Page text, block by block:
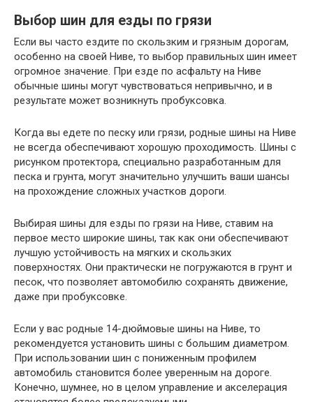
Выбор шин для езды по грязи
Если вы часто ездите по скользким и грязным дорогам,
особенно на своей Ниве, то выбор правильных шин имеет
огромное значение. При езде по асфальту на Ниве
обычные шины могут чувствоваться непривычно, и в
результате может возникнуть пробуксовка.
Когда вы едете по песку или грязи, родные шины на Ниве
не всегда обеспечивают хорошую проходимость. Шины с
рисунком протектора, специально разработанным для
песка и грунта, могут значительно улучшить ваши шансы
на прохождение сложных участков дороги.
Выбирая шины для езды по грязи на Ниве, ставим на
первое место широкие шины, так как они обеспечивают
лучшую устойчивость на мягких и скользких
поверхностях. Они практически не погружаются в грунт и
песок, что позволяет автомобилю сохранять движение,
даже при пробуксовке.
Если у вас родные 14-дюймовые шины на Ниве, то
рекомендуется установить шины с большим диаметром.
При использовании шин с пониженным профилем
автомобиль становится более уверенным на дороге.
Конечно, шумнее, но в целом управление и акселерация